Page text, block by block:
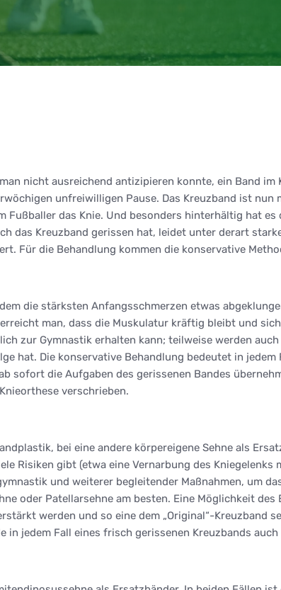
nicht ausreichend antizipieren konnte, ein Band
unfreiwilligen Pause. Das Kreuzband ist
Fußballer das Knie. Und besonders hinterhältig hat
das Kreuzband gerissen hat, leidet unter derart
Für die Behandlung kommen die konservative
die stärksten Anfangsschmerzen etwas
man, dass die Muskulatur kräftig bleibt und
zur Gymnastik erhalten kann; teilweise werden
hat. Die konservative Behandlung bedeutet in
sofort die Aufgaben des gerissenen Bandes
verschrieben.
bei eine andere körpereigene Sehne als
Risiken gibt (etwa eine Vernarbung des
und weiterer begleitender Maßnahmen, um
oder Patellarsehne am besten. Eine Möglichkeit
werden und so eine dem „Original“-Kreuzband
jedem Fall eines frisch gerissenen Kreuzbands